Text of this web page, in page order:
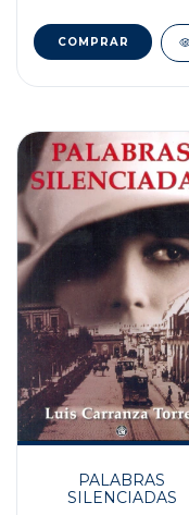
PALABRAS
SILENCIADAS